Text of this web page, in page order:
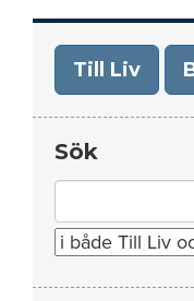
Till Liv
Sök
for: